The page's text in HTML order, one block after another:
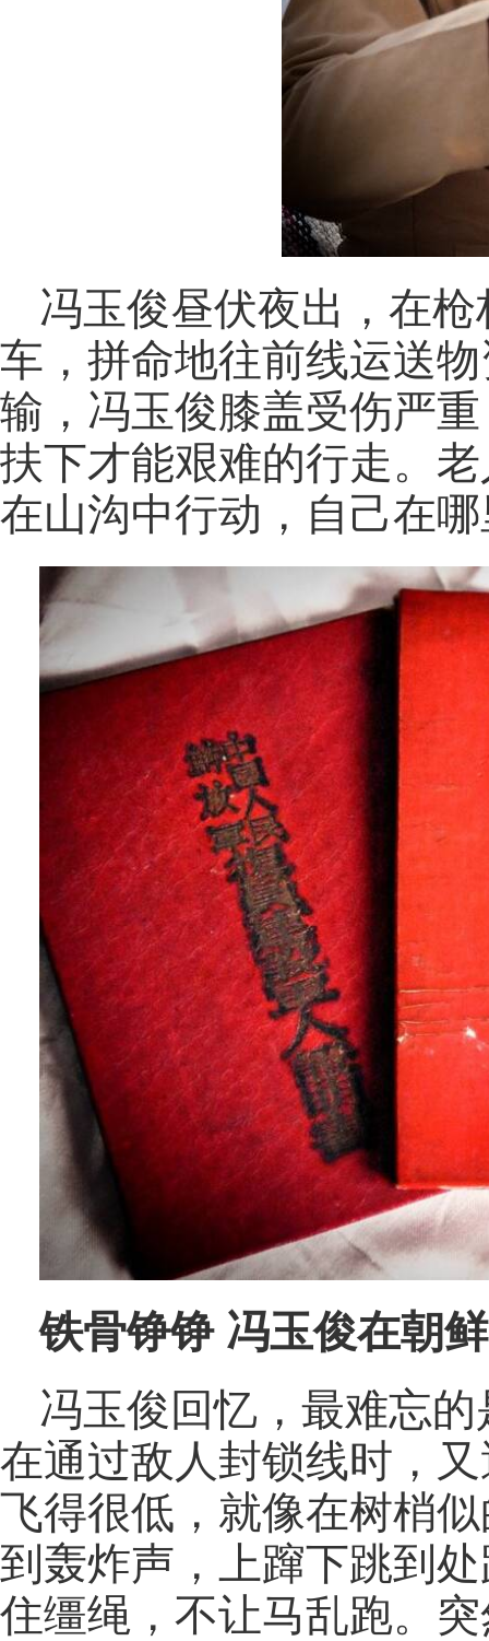
冯玉俊昼伏夜出，在
车，拼命地往前线运送
输，冯玉俊膝盖受伤严
扶下才能艰难的行走。
在山沟中行动，自己在
铁骨铮铮 冯玉俊在朝
冯玉俊回忆，最难忘
在通过敌人封锁线时，
飞得很低，就像在树梢
到轰炸声，上蹿下跳到
住缰绳，不让马乱跑。